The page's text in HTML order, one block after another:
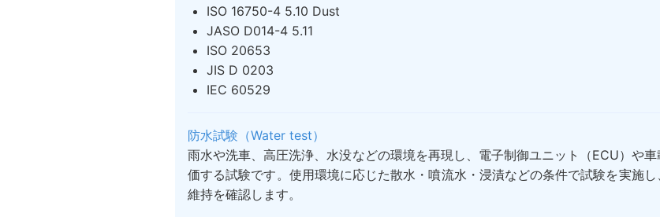
ISO 16750-4 5.10 Dust
JASO D014-4 5.11
ISO 20653
JIS D 0203
IEC 60529
防水試験（Water test）
雨水や洗車、高圧洗浄、水没などの環境を再現し、電子制御ユニット（ECU）や
価する試験です。使用環境に応じた散水・噴流水・浸漬などの条件で試験を実施
維持を確認します。